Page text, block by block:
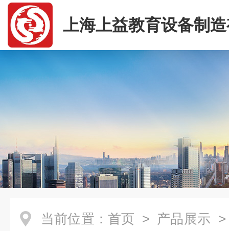
上海上益教育设备制
司
当前位置： 首页 > 产品展示